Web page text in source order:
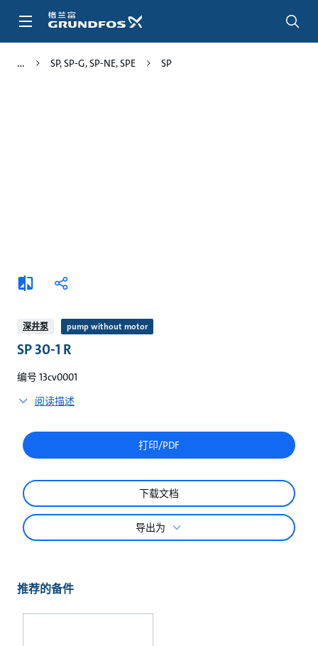
SP, SP-G, SP-NE, SPE SP
添
加
较
分
深井泵 pump without motor
SP 30-1 R
编号 13cv0001
阅读描述
打印/PDF
下载文档
导出为
推荐的备件